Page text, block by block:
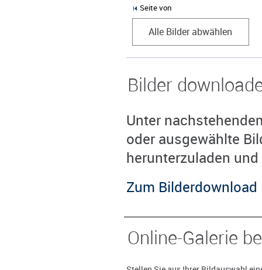
Seite von
Alle Bilder abwählen
Bilder
Unter
oder ausgewählte
herunterzuladen
Zum Bilderdownload
Online-Galerie